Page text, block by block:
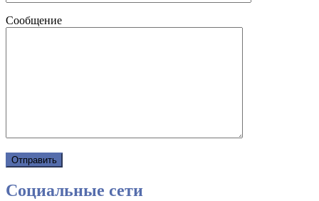
Сообщение
Социальные сети